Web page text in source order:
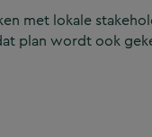
met lokale
plan wordt ook